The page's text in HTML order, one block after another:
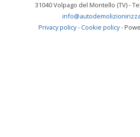
31040 Volpago del Montello (TV) -
Privacy policy-Cookie policy-